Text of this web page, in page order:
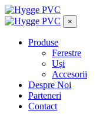
×
Produse
Ferestre
Uși
Accesorii
Despre Noi
Parteneri
Contact